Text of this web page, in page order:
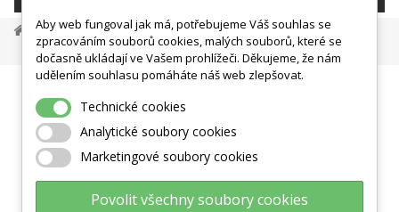
Míče, Válce, Hopsadla
Overbally
Redondoball 22 Cm Togu
Aby web fungoval jak má, potřebujeme Váš souhlas se
zpracováním souborů cookies, malých souborů, které se
dočasně ukládají ve Vašem prohlížeči. Děkujeme, že nám
udělením souhlasu pomáháte náš web zlepšovat.
Technické cookies
Analytické soubory cookies
Marketingové soubory cookies
Povolit všechny soubory cookies